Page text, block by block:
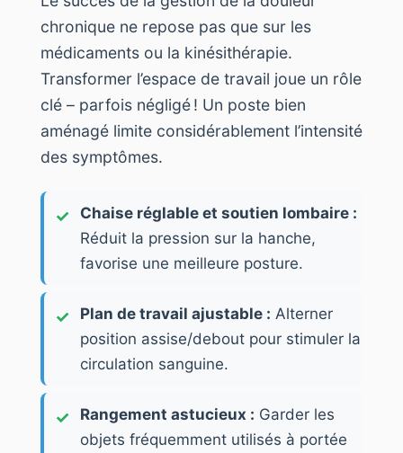
chronique ne repose pas que sur les
médicaments ou la kinésithérapie.
Transformer l’espace de travail joue un rôle
clé – parfois négligé ! Un poste bien
aménagé limite considérablement l’intensité
des symptômes.
Chaise réglable et soutien lombaire :
Réduit la pression sur la hanche,
favorise une meilleure posture.
Plan de travail ajustable : Alterner
position assise/debout pour stimuler la
circulation sanguine.
Rangement astucieux : Garder les
objets fréquemment utilisés à portée